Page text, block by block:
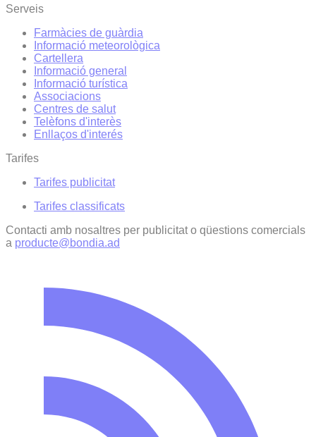
Serveis
Farmàcies de guàrdia
Informació meteorològica
Cartellera
Informació general
Informació turística
Associacions
Centres de salut
Telèfons d'interès
Enllaços d'interés
Tarifes
Tarifes publicitat
Tarifes classificats
Contacti amb nosaltres per publicitat o qüestions comercials
a producte@bondia.ad